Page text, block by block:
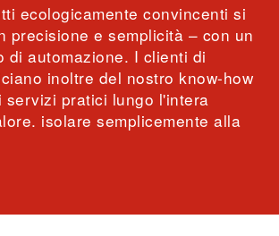
ecologicamente convincenti si
precisione e semplicità – con un
di automazione. I clienti di
inoltre del nostro know-how
servizi pratici lungo l'intera
isolare semplicemente alla